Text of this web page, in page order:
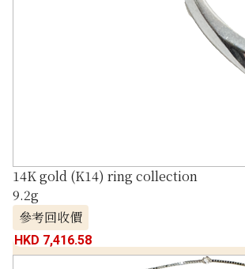
14K gold (K14) ring collection
9.2g
參考回收價
HKD 7,416.58